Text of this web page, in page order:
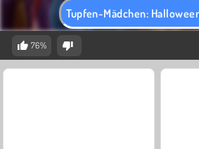
Tupfen-Mädchen:
76%